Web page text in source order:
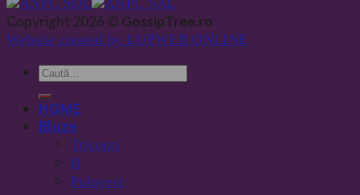
Copyright 2026 © GossipTree.ro
Website created by LUPWEB ONLINE
HOME
Bluze
Tricouri
II
Pulovere